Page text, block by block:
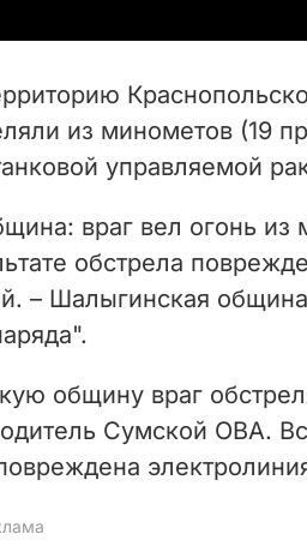
i
d
e
o
из минометов (19
управляемой
враг вел огонь из
обстрела
– Шалыгинская
общину враг
Сумской ОВА.